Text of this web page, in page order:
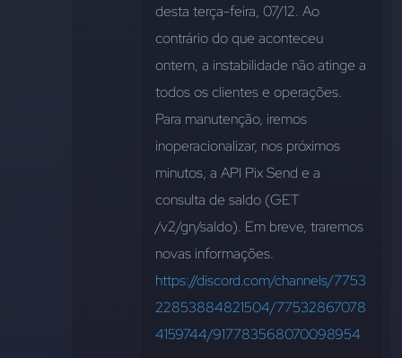
desta terça-feira, 07/12. Ao
contrário do que aconteceu
ontem, a instabilidade não atinge a
todos os clientes e operações.
Para manutenção, iremos
inoperacionalizar, nos próximos
minutos, a API Pix Send e a
consulta de saldo (GET
/v2/gn/saldo). Em breve, traremos
novas informações.
https://discord.com/channels/7753
22853884821504/77532867078
4159744/917783568070098954